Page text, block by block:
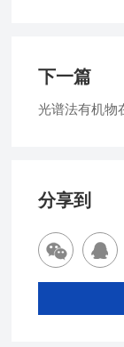
下一篇
光谱法有机物
分享到